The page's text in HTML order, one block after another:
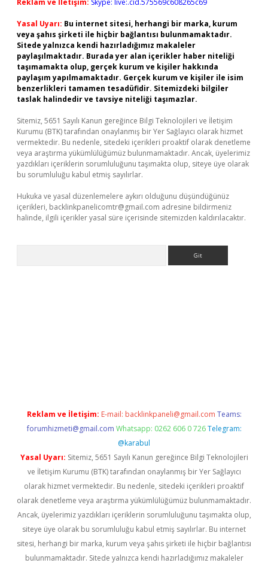
Reklam ve İletişim: Skype: live:.cid.575569c608265c69
Yasal Uyarı: Bu internet sitesi, herhangi bir marka, kurum
veya şahıs şirketi ile hiçbir bağlantısı bulunmamaktadır.
Sitede yalnızca kendi hazırladığımız makaleler
paylaşılmaktadır. Burada yer alan içerikler haber niteliği
taşımamakta olup, gerçek kurum ve kişiler hakkında
paylaşım yapılmamaktadır. Gerçek kurum ve kişiler ile isim
benzerlikleri tamamen tesadüfidir. Sitemizdeki bilgiler
taslak halindedir ve tavsiye niteliği taşımazlar.
Sitemiz, 5651 Sayılı Kanun gereğince Bilgi Teknolojileri ve İletişim
Kurumu (BTK) tarafından onaylanmış bir Yer Sağlayıcı olarak hizmet
vermektedir. Bu nedenle, sitedeki içerikleri proaktif olarak denetleme
veya araştırma yükümlülüğümüz bulunmamaktadır. Ancak, üyelerimiz
yazdıkları içeriklerin sorumluluğunu taşımakta olup, siteye üye olarak
bu sorumluluğu kabul etmiş sayılırlar.
Hukuka ve yasal düzenlemelere aykırı olduğunu düşündüğünüz
içerikleri, backlinkpanelicomtr@gmail.com adresine bildirmeniz
halinde, ilgili içerikler yasal süre içerisinde sitemizden kaldırılacaktır.
Reklam ve İletişim: E-mail: backlinkpaneli@gmail.com Teams:
forumhizmeti@gmail.com Whatsapp: 0262 606 0 726 Telegram:
@karabul
Yasal Uyarı: Sitemiz, 5651 Sayılı Kanun gereğince Bilgi Teknolojileri
ve İletişim Kurumu (BTK) tarafından onaylanmış bir Yer Sağlayıcı
olarak hizmet vermektedir. Bu nedenle, sitedeki içerikleri proaktif
olarak denetleme veya araştırma yükümlülüğümüz bulunmamaktadır.
Ancak, üyelerimiz yazdıkları içeriklerin sorumluluğunu taşımakta olup,
siteye üye olarak bu sorumluluğu kabul etmiş sayılırlar. Bu internet
sitesi, herhangi bir marka, kurum veya şahıs şirketi ile hiçbir bağlantısı
bulunmamaktadır. Sitede yalnızca kendi hazırladığımız makaleler